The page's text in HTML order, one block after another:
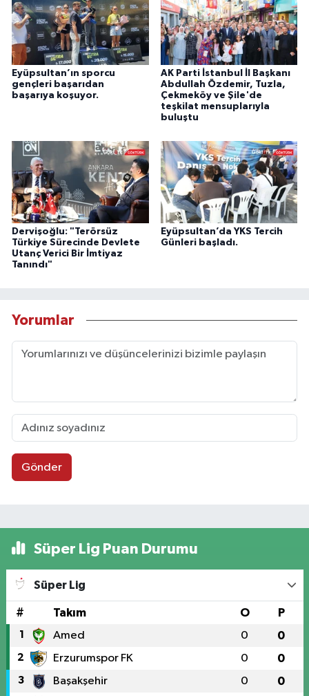
Eyüpsultan’ın sporcu
gençleri başarıdan
başarıya koşuyor.
AK Parti İstanbul İl Başkanı
Abdullah Özdemir, Tuzla,
Çekmeköy ve Şile'de
teşkilat mensuplarıyla
buluştu
Dervişoğlu: "Terörsüz
Türkiye Sürecinde Devlete
Utanç Verici Bir İmtiyaz
Tanındı"
Eyüpsultan’da YKS Tercih
Günleri başladı.
Yorumlar
Gönder
Süper Lig Puan Durumu
Süper Lig
# Takım O P
1 Amed 0 0
2 Erzurumspor FK 0 0
3 Başakşehir 0 0